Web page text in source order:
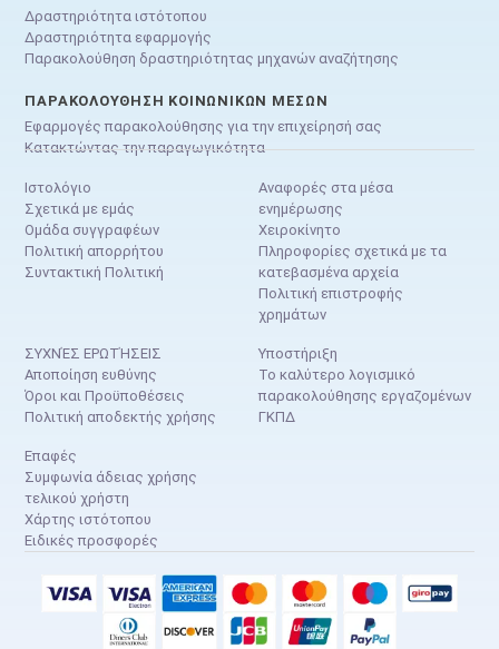
Δραστηριότητα ιστότοπου
Δραστηριότητα εφαρμογής
Παρακολούθηση δραστηριότητας μηχανών αναζήτησης
ΠΑΡΑΚΟΛΟΎΘΗΣΗ ΚΟΙΝΩΝΙΚΏΝ ΜΈΣΩΝ
Εφαρμογές παρακολούθησης για την επιχείρησή σας
Κατακτώντας την παραγωγικότητα
Ιστολόγιο
Σχετικά με εμάς
Ομάδα συγγραφέων
Πολιτική απορρήτου
Συντακτική Πολιτική
Αναφορές στα μέσα
ενημέρωσης
Χειροκίνητο
Πληροφορίες σχετικά με τα
κατεβασμένα αρχεία
Πολιτική επιστροφής
χρημάτων
ΣΥΧΝΈΣ ΕΡΩΤΉΣΕΙΣ
Αποποίηση ευθύνης
Όροι και Προϋποθέσεις
Πολιτική αποδεκτής χρήσης
Υποστήριξη
Το καλύτερο λογισμικό
παρακολούθησης εργαζομένων
ΓΚΠΔ
Επαφές
Συμφωνία άδειας χρήσης
τελικού χρήστη
Χάρτης ιστότοπου
Ειδικές προσφορές